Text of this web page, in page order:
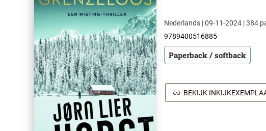
Nederlands | 09-11-2024 | 384
9789400516885
Paperback / softback
BEKIJK